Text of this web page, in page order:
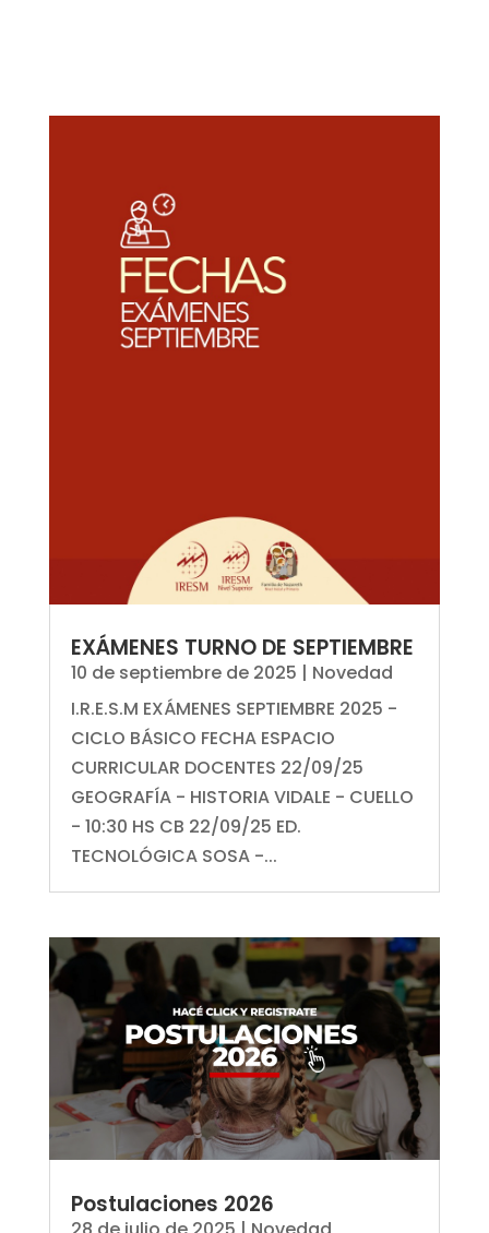
EXÁMENES TURNO DE SEPTIEMBRE
10 de septiembre de 2025 | Novedad
I.R.E.S.M EXÁMENES SEPTIEMBRE 2025 -
CICLO BÁSICO FECHA ESPACIO
CURRICULAR DOCENTES 22/09/25
GEOGRAFÍA - HISTORIA VIDALE - CUELLO
- 10:30 HS CB 22/09/25 ED.
TECNOLÓGICA SOSA -...
Postulaciones 2026